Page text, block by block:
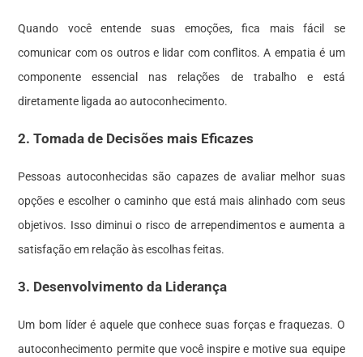
Quando você entende suas emoções, fica mais fácil se
comunicar com os outros e lidar com conflitos. A empatia é um
componente essencial nas relações de trabalho e está
diretamente ligada ao autoconhecimento.
2. Tomada de Decisões mais Eficazes
Pessoas autoconhecidas são capazes de avaliar melhor suas
opções e escolher o caminho que está mais alinhado com seus
objetivos. Isso diminui o risco de arrependimentos e aumenta a
satisfação em relação às escolhas feitas.
3. Desenvolvimento da Liderança
Um bom líder é aquele que conhece suas forças e fraquezas. O
autoconhecimento permite que você inspire e motive sua equipe